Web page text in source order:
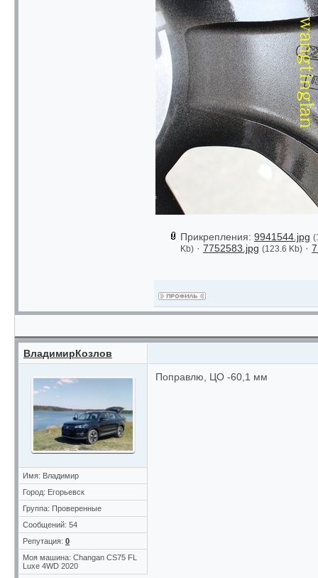
Прикрепления: 9941544.jpg
Kb) · 7752583.jpg (123.6 Kb) ·
ВладимирКозлов
Имя: Владимир
Город: Егорьевск
Группа: Проверенные
Сообщений: 54
Репутация: 0
Моя машина: Changan CS75 FL
Luxe 4WD 2020
Поправлю, ЦО -60,1 мм